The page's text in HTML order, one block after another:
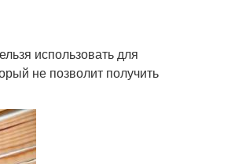
использовать для
не позволит получить